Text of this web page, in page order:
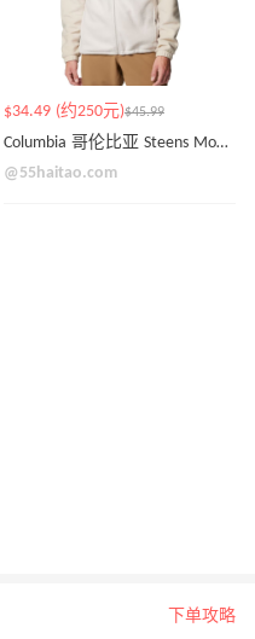
$34.49 (约250元)$45.99
Columbia 哥伦比亚 Steens Mountain 抓绒外套
@55haitao.com
下单攻略